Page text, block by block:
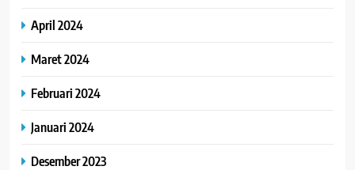
April 2024
Maret 2024
Februari 2024
Januari 2024
Desember 2023